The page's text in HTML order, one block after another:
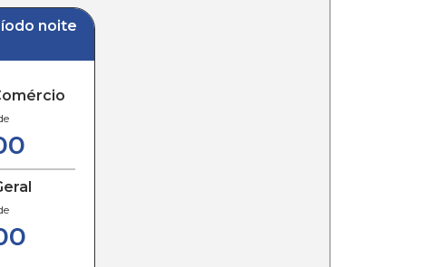
noite